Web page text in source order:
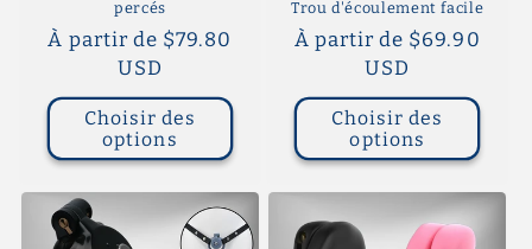
percés
Prix
habituel
À partir de $79.80
USD
Choisir des
options
Trou d'écoulement facile
Prix
habituel
À partir de $69.90
USD
Choisir des
options